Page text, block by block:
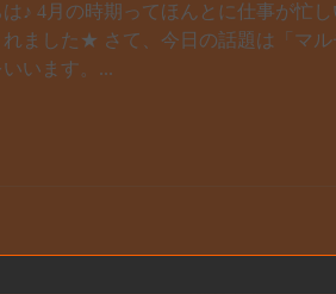
は♪ 4月の時期ってほんとに仕事が忙
ました★ さて、今日の話題は「マ
います。...